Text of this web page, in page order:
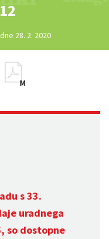
28. 2. 2020
s 33.
uradnega
so dostopne